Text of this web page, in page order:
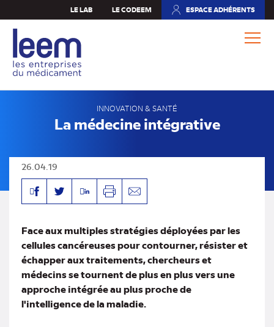
au
contenu
principal
LE LAB LE CODEEM ESPACE ADHÉRENTS
(NOUVEL
INNOVATION & SANTÉ
La médecine intégrative
26.04.19
FacebookTwitterLinkedinImprimerEnvoyer
Face aux multiples stratégies déployées par les
cellules cancéreuses pour contourner, résister et
échapper aux traitements, chercheurs et
médecins se tournent de plus en plus vers une
approche intégrée au plus proche de
l'intelligence de la maladie.